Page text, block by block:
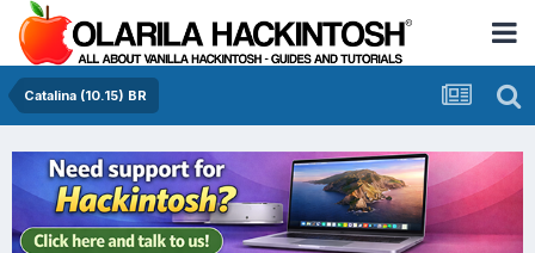
Catalina (10.15) BR